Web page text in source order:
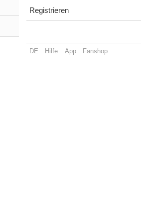
Registrieren
DE Hilfe App Fanshop